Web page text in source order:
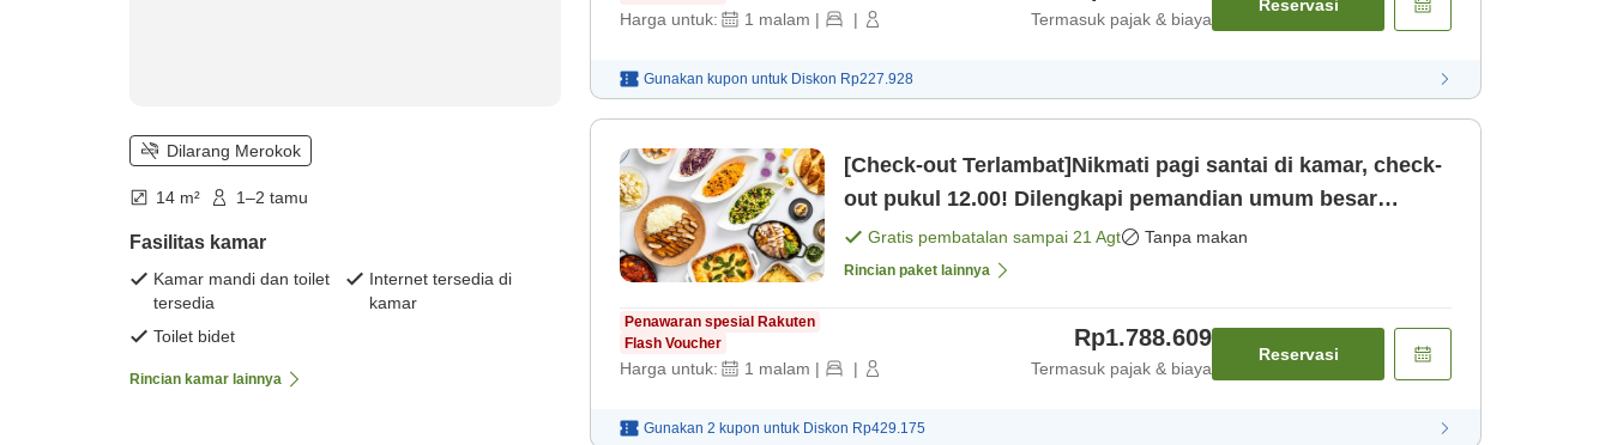
Dilarang Merokok
14 m² 1–2 tamu
Fasilitas kamar
Kamar mandi dan toilet
tersedia
Internet tersedia di
kamar
Toilet bidet
Rincian kamar lainnya
Harga untuk: 1 malam | | Termasuk pajak & biaya
Reservasi
Gunakan kupon untuk Diskon Rp227.928
[Check-out Terlambat]Nikmati pagi santai di kamar, check-
out pukul 12.00! Dilengkapi pemandian umum besar
dengan sauna ＜Termasuk s [Kamar saja]
Gratis pembatalan sampai 21 Agt Tanpa makan
Rincian paket lainnya
Penawaran spesial Rakuten
Flash Voucher
Harga untuk: 1 malam | |
Rp1.788.609
Termasuk pajak & biaya
Reservasi
Gunakan 2 kupon untuk Diskon Rp429.175